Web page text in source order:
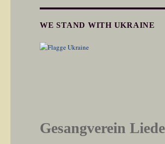
WE STAND WITH UKRAINE
Gesangverein